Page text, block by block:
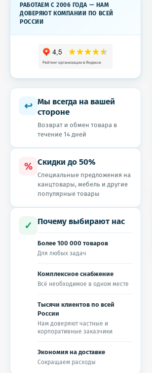
РАБОТАЕМ С 2006 ГОДА — НАМ
ДОВЕРЯЮТ КОМПАНИИ ПО ВСЕЙ
РОССИИ
↩ Мы всегда на вашей
стороне
Возврат и обмен товара в
течение 14 дней
% Скидки до 50%
Специальные предложения на
канцтовары, мебель и другие
популярные товары
✓ Почему выбирают нас
Более 100 000 товаров
Для любых задач
Комплексное снабжение
Всё необходимое в одном месте
Тысячи клиентов по всей
России
Нам доверяют частные и
корпоративные заказчики
Экономия на доставке
Сокращаем расходы